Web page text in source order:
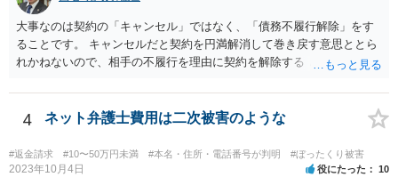
大事なのは契約の「キャンセル」ではなく、「債務不履行解除」をす
ることです。 キャンセルだと契約を円満解消して巻き戻す意思ととら
れかねないので、相手の不履行を理由に契約を解除する と通知して交
所を探すなどして弁護士を探してみてください。
4 ネット弁護士費用は二次被害のような
#返金請求 #10〜50万円未満 #本名・住所・電話番号が判明 #ぼったくり被害
2023年10月4日 役にたった 10